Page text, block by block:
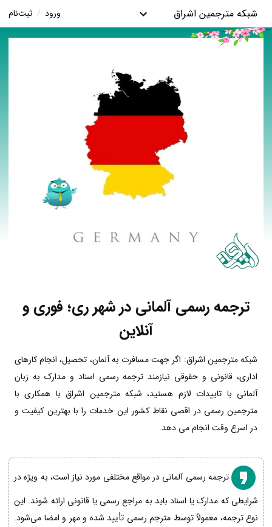
شبکه مترجمین اشراق ورود / ثبت‌نام
ترجمه رسمی آلمانی در شهر ری؛ فوری و
آنلاین
شبکه مترجمین اشراق: اگر جهت مسافرت به آلمان، تحصیل، انجام کارهای
اداری، قانونی و حقوقی نیازمند ترجمه رسمی اسناد و مدارک به زبان
آلمانی با تاییدات لازم هستید، شبکه مترجمین اشراق با همکاری با
مترجمین رسمی در اقصی نقاط کشور این خدمات را با بهترین کیفیت و
در اسرع وقت انجام می دهد.
ترجمه رسمی آلمانی در مواقع مختلفی مورد نیاز است، به ویژه در
شرایطی که مدارک یا اسناد باید به مراجع رسمی یا قانونی ارائه شوند. این
نوع ترجمه، معمولاً توسط مترجم رسمی تأیید شده و مهر و امضا می‌شود.